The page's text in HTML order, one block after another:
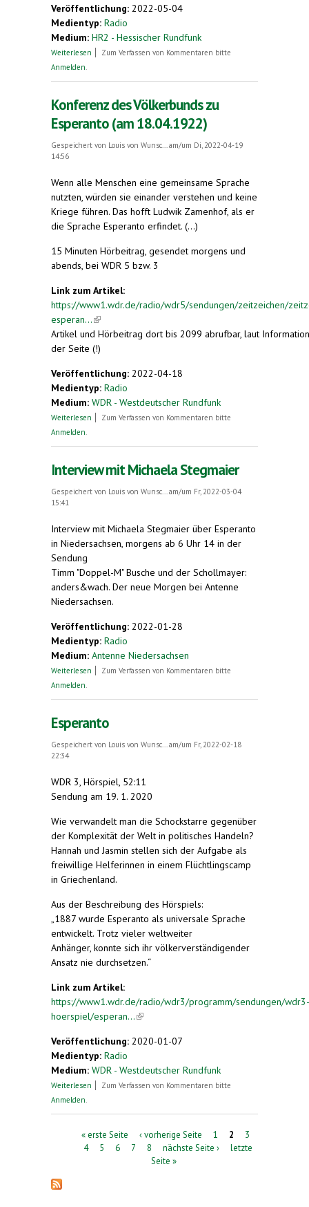
Veröffentlichung: 2022-05-04
Medientyp: Radio
Medium: HR2 - Hessischer Rundfunk
Weiterlesen über Liliana Ruth Feierstein über Esperanto
Zum Verfassen von Kommentaren bitte
Anmelden
Konferenz des Völkerbunds zu
Esperanto (am 18.04.1922)
Gespeichert von Louis von Wunsc...
am/um Di, 2022-04-19
14:56
Wenn alle Menschen eine gemeinsame Sprache
nutzten, würden sie einander verstehen und keine
Kriege führen. Das hofft Ludwik Zamenhof, als er
die Sprache Esperanto erfindet. (...)
15 Minuten Hörbeitrag, gesendet morgens und
abends, bei WDR 5 bzw. 3
Link zum Artikel:
https://www1.wdr.de/radio/wdr5/sendungen/zeitzeichen/
esperan...(link is external)
Artikel und Hörbeitrag dort bis 2099 abrufbar, laut
der Seite (!)
Veröffentlichung: 2022-04-18
Medientyp: Radio
Medium: WDR - Westdeutscher Rundfunk
Weiterlesen über Konferenz des Völkerbunds zu Esperanto
Zum Verfassen von Kommentaren bitte
Anmelden
Interview mit Michaela Stegmaier
Gespeichert von Louis von Wunsc...
am/um Fr, 2022-03-04
15:41
Interview mit Michaela Stegmaier über Esperanto
in Niedersachsen, morgens ab 6 Uhr 14 in der
Sendung
Timm "Doppel-M" Busche und der Schollmayer:
anders&wach. Der neue Morgen bei Antenne
Niedersachsen.
Veröffentlichung: 2022-01-28
Medientyp: Radio
Medium: Antenne Niedersachsen
Weiterlesen über Interview mit Michaela Stegmaier
Zum Verfassen von Kommentaren bitte
Anmelden
Esperanto
Gespeichert von Louis von Wunsc...
am/um Fr, 2022-02-18
22:34
WDR 3, Hörspiel, 52:11
Sendung am 19. 1. 2020
Wie verwandelt man die Schockstarre gegenüber
der Komplexität der Welt in politisches Handeln?
Hannah und Jasmin stellen sich der Aufgabe als
freiwillige Helferinnen in einem Flüchtlingscamp
in Griechenland.
Aus der Beschreibung des Hörspiels:
„1887 wurde Esperanto als universale Sprache
entwickelt. Trotz vieler weltweiter
Anhänger, konnte sich ihr völkerverständigender
Ansatz nie durchsetzen.“
Link zum Artikel:
https://www1.wdr.de/radio/wdr3/programm/sendungen/wdr3-
hoerspiel/esperan...(link is external)
Veröffentlichung: 2020-01-07
Medientyp: Radio
Medium: WDR - Westdeutscher Rundfunk
Weiterlesen über Esperanto
Zum Verfassen von Kommentaren bitte
Anmelden
Seiten« erste Seite ‹ vorherige Seite 1 2
3
4
5 6 7 8 nächste Seite ›
letzte
Seite »